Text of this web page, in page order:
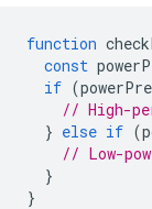
function
const
if (
// High-
} else if (
// Low-
}
}